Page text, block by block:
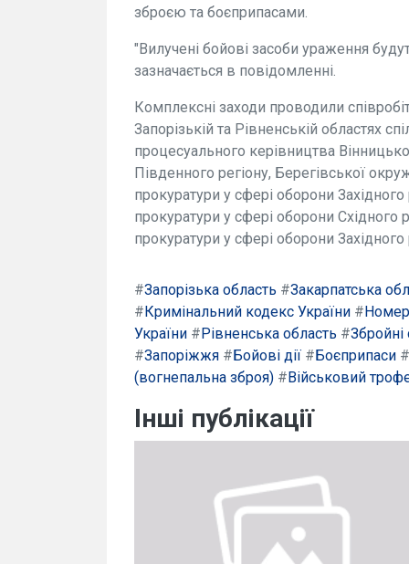
зброєю та боєприпасами.
"Вилучені бойові засоби ураження
зазначається в повідомленні.
Комплексні заходи проводили
Запорізькій та Рівненській областях
процесуального керівництва
Південного регіону, Берегівської
прокуратури у сфері оборони Західного
прокуратури у сфері оборони Східного
прокуратури у сфері оборони Західного
#Запорізька область #Закарпатська
#Кримінальний кодекс України #Номер
України #Рівненська область #Збройні
#Запоріжжя #Бойові дії #Боєприпаси #
(вогнепальна зброя) #Військовий
Інші публікації